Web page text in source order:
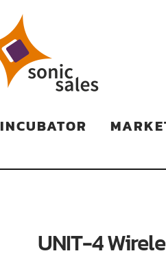
INCUBATOR
UNIT-4